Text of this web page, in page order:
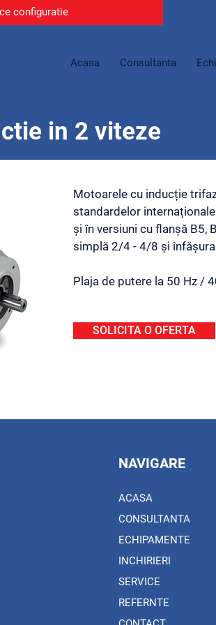
configuratie
Acasa Consultanta
in 2 viteze
Motoarele cu inducție
standardelor
și în versiuni cu flanșă B5,
simplă 2/4 - 4/8 și
Plaja de putere la 50 Hz /
SOLICITA O OFERTA
NAVIGARE
ACASA
CONSULTANTA
ECHIPAMENTE
INCHIRIERI
SERVICE
REFERNTE